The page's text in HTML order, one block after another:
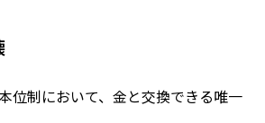
位制において、金と交換できる唯一